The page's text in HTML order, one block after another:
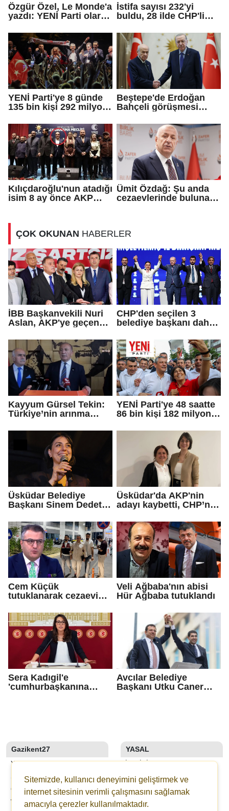
Özgür Özel, Le Monde'a
yazdı: YENİ Parti olarak
öneriyoruz
İstifa sayısı 232'yi
buldu, 28 ilde CHP'li
YENİ Parti'ye 8 günde
135 bin kişi 292 milyon
Beştepe'de Erdoğan
Bahçeli görüşmesi
Kılıçdaroğlu'nun atadığı
isim 8 ay önce AKP
Ümit Özdağ: Şu anda
cezaevlerinde bulunan
ÇOK OKUNAN HABERLER
İBB Başkanvekili Nuri
Aslan, AKP'ye geçen
iddialarına yanıt verdi
CHP'den seçilen 3
belediye başkanı daha
Kayyum Gürsel Tekin:
Türkiye’nin arınma
geldiniz...
YENİ Parti'ye 48 saatte
86 bin kişi 182 milyon
Üsküdar Belediye
Başkanı Sinem Dedetaş
Üsküdar'da AKP'nin
adayı kaybetti, CHP’nin
Çetinkaya Başkan
Vekili seçildi
Cem Küçük
tutuklanarak cezaevine
Veli Ağbaba'nın abisi
Hür Ağbaba tutuklandı
Sera Kadıgil'e
'cumhurbaşkanına
Avcılar Belediye
Başkanı Utku Caner
Gazikent27
YAZARLAR
SON DAKİKA
GALERİLER
WEBTV
YASAL
İLETIŞIM
KÜNYE
YAYIN İLKELERI
KURALLAR
Sitemizde, kullanıcı deneyimini geliştirmek ve
internet sitesinin verimli çalışmasını sağlamak
amacıyla çerezler kullanılmaktadır.